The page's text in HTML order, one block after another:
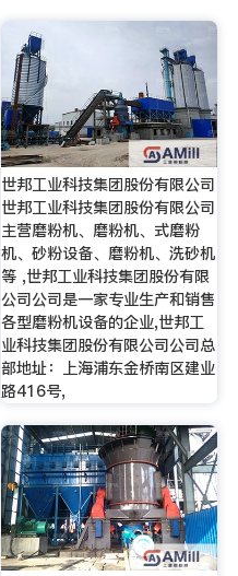
世邦工业科技集团股份有限公司
世邦工业科技集团股份有限公司
主营磨粉机、磨粉机、式磨粉
机、砂粉设备、磨粉机、洗砂机
等 ,世邦工业科技集团股份有限
公司公司是一家专业生产和销售
各型磨粉机设备的企业,世邦工
业科技集团股份有限公司公司总
部地址：上海浦东金桥南区建业
路416号,